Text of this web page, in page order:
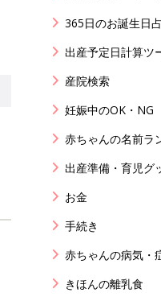
365日のお誕生日
出産予定日計算ツ
産院検索
妊娠中のOK・NG
赤ちゃんの名前ラ
出産準備・育児グ
お金
手続き
赤ちゃんの病気・
きほんの離乳食